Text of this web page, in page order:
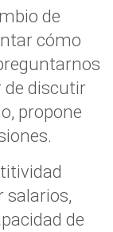
de
cómo
de discutir
propone
salarios,
de